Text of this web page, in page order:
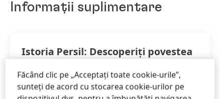
Informații suplimentare
Istoria Persil: Descoperiți povestea
De peste 100 de ani, Persil a combinat cu
succes tradiția și inovația. Descoperiți mai
Făcând clic pe „Acceptați toate cookie-urile”,
sunteți de acord cu stocarea cookie-urilor pe